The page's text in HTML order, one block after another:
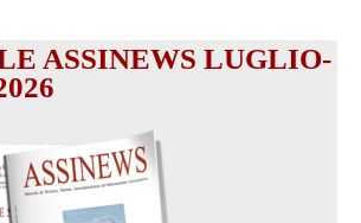
ASSINEWS LUGLIO-